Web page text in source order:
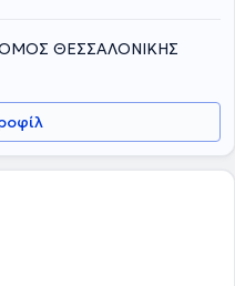
ΘΕΣΣΑΛΟΝΙΚΗΣ